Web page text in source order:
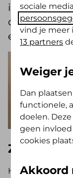
instellingen
en
Heb je een
sociale
vind je meer
13 partners
Weiger
Dan
functionele,
doelen.
geen invloed
cookies
Akkoord